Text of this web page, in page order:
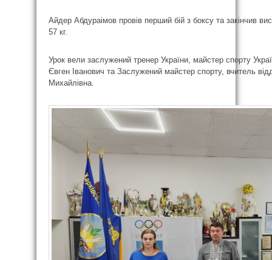
Айдер Абдураімов провів перший бій з боксу та закінчив
57 кг.
Урок вели заслужений тренер України, майстер спорту
Євген Іванович та Заслужений майстер спорту, вчитель
Михайлівна.